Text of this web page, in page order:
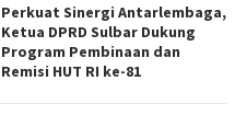
Perkuat Sinergi Antarlembaga,
Ketua DPRD Sulbar Dukung
Program Pembinaan dan
Remisi HUT RI ke-81